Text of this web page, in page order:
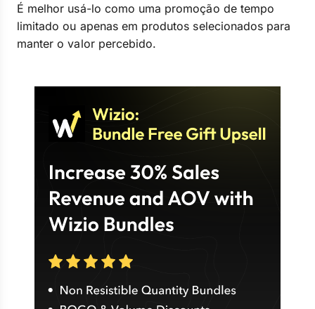
É melhor usá-lo como uma promoção de tempo
limitado ou apenas em produtos selecionados para
manter o valor percebido.